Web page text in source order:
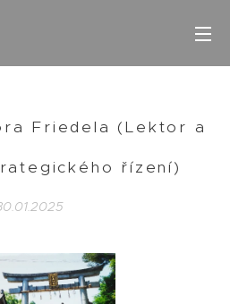
Friedela (Lektor a
řízení)